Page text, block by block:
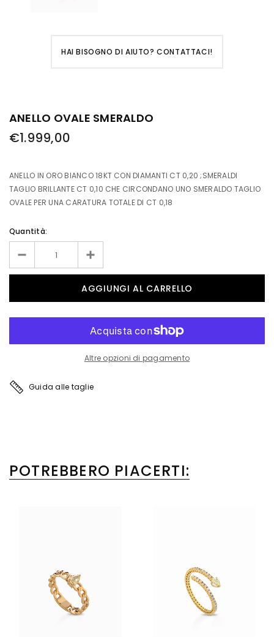
HAI BISOGNO DI AIUTO? CONTATTACI!
ANELLO OVALE SMERALDO
€1.999,00
ANELLO IN ORO BIANCO 18KT CON DIAMANTI CT 0,20 ;SMERALDI
TAGLIO BRILLANTE CT 0,10 CHE CIRCONDANO UNO SMERALDO TAGLIO
OVALE PER UNA CARATURA TOTALE DI CT 0,18
Quantità:
Altre opzioni di pagamento
Guida alle taglie
POTREBBERO PIACERTI: